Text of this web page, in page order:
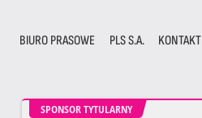
BIURO PRASOWE PLS S.A. KONTAKT
SPONSOR TYTULARNY